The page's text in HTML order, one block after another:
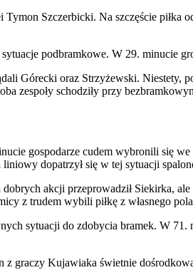
Szczerbicki. Na szczęście piłka
podbramkowe. W 29. minucie
Górecki oraz Strzyżewski.
zespoły schodziły przy
gospodarze cudem wybronili się
dopatrzył się w tej sytuacji
akcji przeprowadził Siekirka,
z trudem wybili piłkę z własnego
sytuacji do zdobycia bramek. W
graczy Kujawiaka świetnie